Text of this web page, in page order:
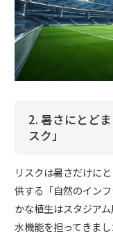
2. 暑さにとど
スク」
リスクは暑さだけに
供する「自然のイン
かな植生はスタジア
水機能を担ってきま